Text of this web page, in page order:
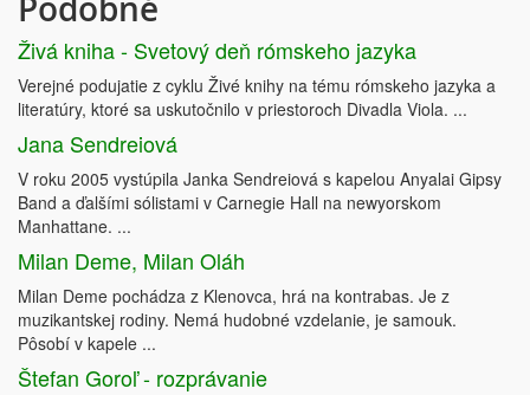
Podobné
Živá kniha - Svetový deň rómskeho jazyka
Verejné podujatie z cyklu Živé knihy na tému rómskeho jazyka a
literatúry, ktoré sa uskutočnilo v priestoroch Divadla Viola. ...
Jana Sendreiová
V roku 2005 vystúpila Janka Sendreiová s kapelou Anyalai Gipsy
Band a ďalšími sólistami v Carnegie Hall na newyorskom
Manhattane. ...
Milan Deme, Milan Oláh
Milan Deme pochádza z Klenovca, hrá na kontrabas. Je z
muzikantskej rodiny. Nemá hudobné vzdelanie, je samouk.
Pôsobí v kapele ...
Štefan Goroľ - rozprávanie